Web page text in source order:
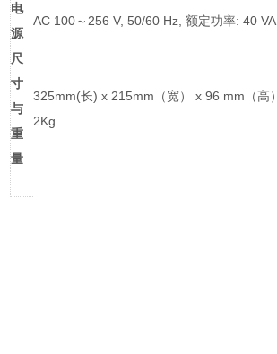
电
源
AC 100～256 V, 50/60 Hz, 额定功率: 40 VA
尺
寸
与
重
量
325mm(长) x 215mm（宽） x 96 mm（高）
2Kg